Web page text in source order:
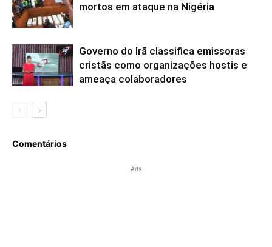
mortos em ataque na Nigéria
Governo do Irã classifica emissoras
cristãs como organizações hostis e
ameaça colaboradores
Comentários
Ads